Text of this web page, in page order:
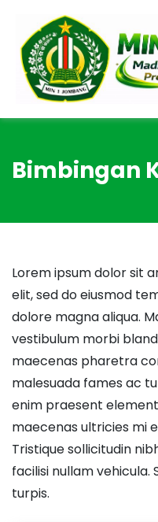
Bimbingan
Lorem ipsum dolor sit
elit, sed do eiusmod
dolore magna aliqua.
vestibulum morbi
maecenas pharetra
malesuada fames ac
enim praesent
maecenas ultricies mi
Tristique sollicitudin
facilisi nullam vehicula.
turpis.